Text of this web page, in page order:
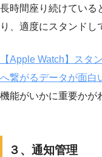
長時間座り続けている
り、適度にスタンドし
【Apple Watch】スタ
へ繋がるデータが面白
機能がいかに重要かが
３、通知管理